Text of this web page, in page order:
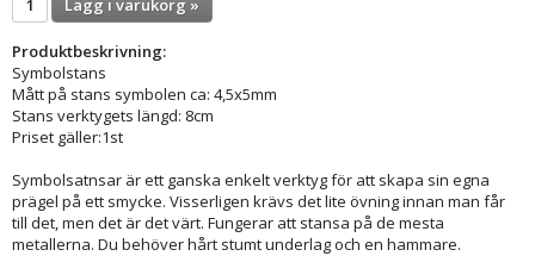
Lägg i varukorg »
Produktbeskrivning:
Symbolstans
Mått på stans symbolen ca: 4,5x5mm
Stans verktygets längd: 8cm
Priset gäller:1st
Symbolsatnsar är ett ganska enkelt verktyg för att skapa sin egna
prägel på ett smycke. Visserligen krävs det lite övning innan man får
till det, men det är det värt. Fungerar att stansa på de mesta
metallerna. Du behöver hårt stumt underlag och en hammare.